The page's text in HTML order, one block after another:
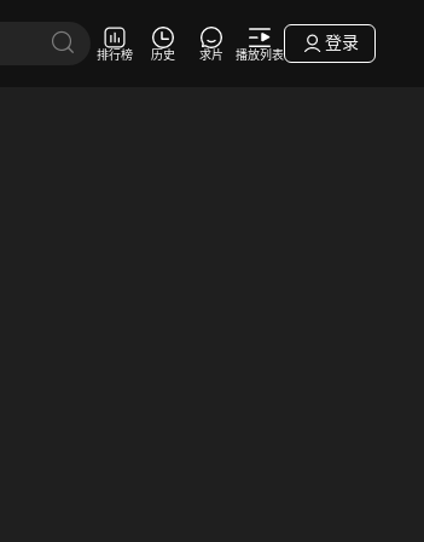
排行榜 历史 求片 播放列表
登录